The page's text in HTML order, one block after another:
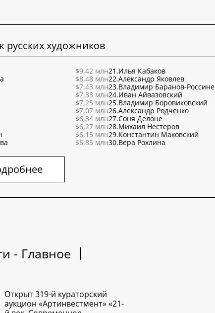
русских художников
$9,42 млн
$8,48 млн
$7,43 млн
$7,33 млн
$7,25 млн
$7,07 млн
$6,34 млн
$6,27 млн
$6,15 млн
$5,85 млн
21.Илья Кабаков
22.Александр Яковлев
23.Владимир Баранов-Россине
24.Иван Айвазовский
25.Владимир Боровиковский
26.Александр Родченко
27.Соня Делоне
28.Михаил Нестеров
29.Константин Маковский
30.Вера Рохлина
- Главное
Открыт 319-й кураторский
аукцион «Артинвестмент» «21-